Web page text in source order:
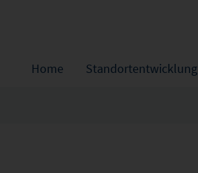
Home Standortentwicklung